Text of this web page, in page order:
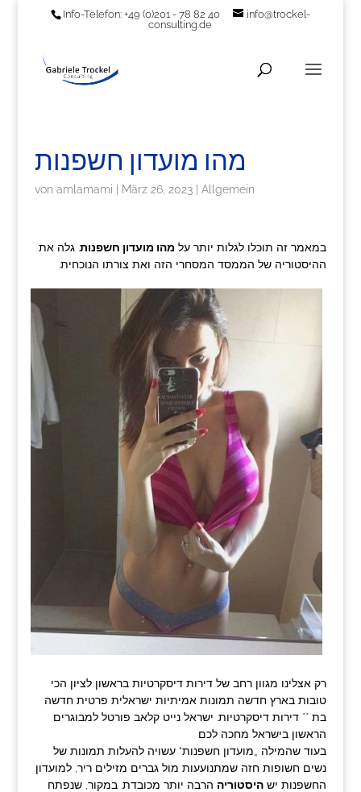
Info-Telefon: +49 (0)201 - 78 82 40
info@trockel-
consulting.de
מהו מועדון חשפנות
von amlamami März 26, 2023| Allgemein
במאמר זה תוכלו לגלות יותר על מהו מועדון חשפנות. גלה את
ההיסטוריה של הממסד המסחרי הזה ואת צורתו הנוכחית.
רק אצלינו מגוון רחב של דירות דיסקרטיות בראשון לציון הכי
טובות בארץ חדשה תמונות אמיתיות ישראלית פרטית חדשה
בת ** דירות דיסקרטיות. ישראל נייט קלאב פורטל למבוגרים
הראשון בישראל מחכה לכם
בעוד שהמילה „מועדון חשפנות“ עשויה להעלות תמונות של
נשים חשופות חזה שמתנועעות מול גברים מזילים ריר, למועדון
החשפנות יש היסטוריה הרבה יותר מכובדת. במקור, שנפתח